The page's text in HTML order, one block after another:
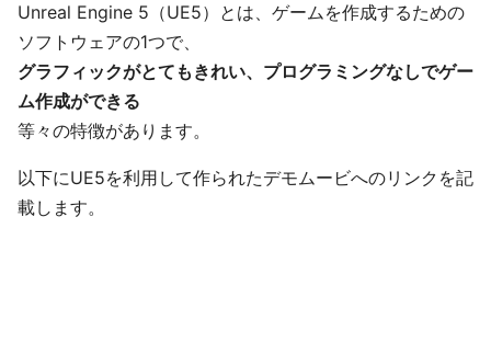
Unreal Engine 5（UE5）とは、ゲームを作成するための
ソフトウェアの1つで、
グラフィックがとてもきれい、プログラミングなしでゲー
ム作成ができる
等々の特徴があります。
以下にUE5を利用して作られたデモムービへのリンクを記
載します。